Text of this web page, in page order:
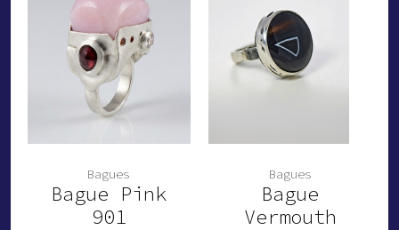
Bagues
Bague Pink
901
Bagues
Bague
Vermouth